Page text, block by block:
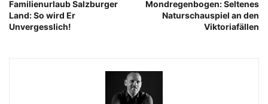
Familienurlaub Salzburger
Land: So wird Er
Unvergesslich!
Mondregenbogen: Seltenes
Naturschauspiel an den
Viktoriafällen